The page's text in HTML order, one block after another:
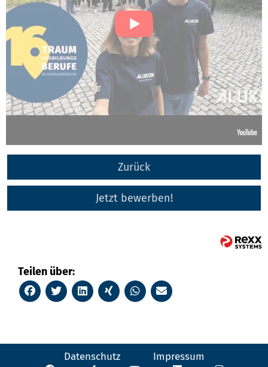
Zurück
Jetzt bewerben!
Teilen über:
Datenschutz Impressum